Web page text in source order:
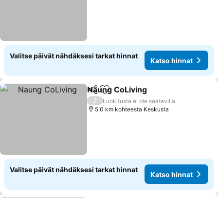
Valitse päivät nähdäksesi tarkat hinnat
Katso hinnat
Jaa Lisää suosikkeihin
Naung CoLiving
/
Luokitusta ei ole saatavilla
5.0 km kohteesta Keskusta
Valitse päivät nähdäksesi tarkat hinnat
Katso hinnat